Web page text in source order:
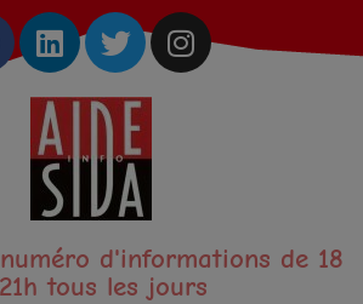
d'informations de 18
tous les jours